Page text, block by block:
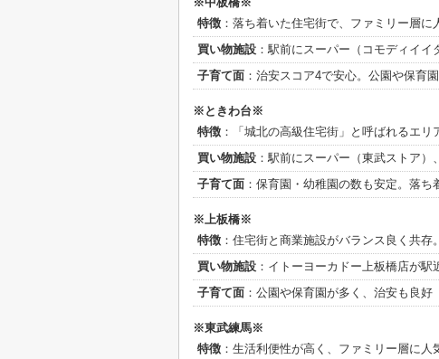
特徴 ：落ち着いた住宅街で、ファミリー層に
買い物施設 ：駅前にスーパー（コモディイイ
子育て面 ：治安スコア4で安心。公園や保育
※ときわ台※
特徴 ：「城北の高級住宅街」と呼ばれるエリ
買い物施設 ：駅前にスーパー（東武ストア）
子育て面 ：保育園・幼稚園の数も安定。落ち
※上板橋※
特徴 ：住宅街と商業施設がバランス良く共存。
買い物施設 ：イトーヨーカドー上板橋店が駅
子育て面 ：公園や保育園が多く、治安も良好
※東武練馬※
特徴 ：生活利便性が高く、ファミリー層に人